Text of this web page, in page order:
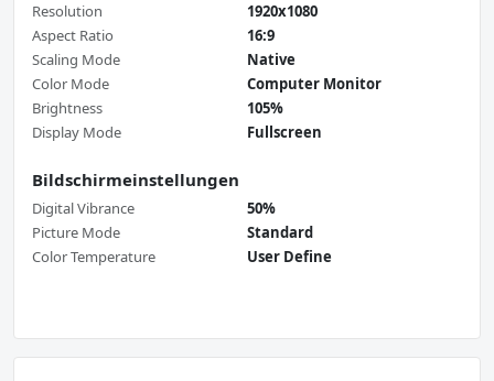
Resolution
1920x1080
Aspect Ratio
16:9
Scaling Mode
Native
Color Mode
Computer Monitor
Brightness
105%
Display Mode
Fullscreen
Bildschirmeinstellungen
Digital Vibrance
50%
Picture Mode
Standard
Color Temperature
User Define